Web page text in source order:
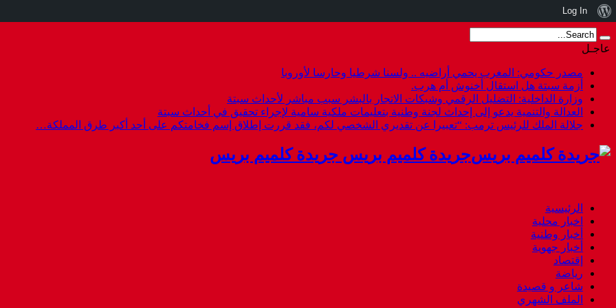
عاجـل
مصدر حكومي: المغرب يحمي أراضيه .. ولسنا شرطيا وحارسا لأوروبا
أزمة سبتة هل استقال أخنوش أم هرب.
وزارة الداخلية: التضليل الرقمي وشبكات الاتجار بالبشر سبب مباشر لأحداث سبتة
العدالة والتنمية يدعو إلى إحداث لجنة وطنية بتعليمات ملكية سامية لإجراء تحقيق في أحداث سبتة
جلالة الملك للرئيس ترمب: “تعبيرا عن تقديري الشخصي لكم، فقد قررت إطلاق إسم فخامتكم على أحد أكبر طرق المملكة…
جريدة كلميم بريس جريدة كلميم بريس
الرئيسية
اخبار محلية
أخبار وطنية
أخبار جهوية
إقتصاد
رياضة
شاعر و قصيدة
الملف الشهري
نبذة
عن
ووردبريس
Log In